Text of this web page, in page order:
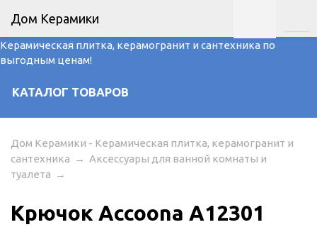
Керамическая плитка, керамогранит и сантехника по
выгодным ценам!
КАТАЛОГ ТОВАРОВ
Дом Керамики
Дом Керамики - Керамическая плитка, керамогранит и
сантехника → Аксессуары для ванной комнаты и
туалета →
Крючок Accoona A12301